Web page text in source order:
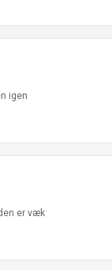
igen
er væk